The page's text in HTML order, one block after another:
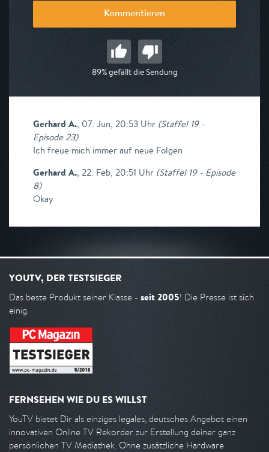
Kommentieren
89% gefällt die Sendung
Gerhard A., 07. Jun, 20:53 Uhr (Staffel 19 -
Episode 23)
Ich freue mich immer auf neue Folgen
Gerhard A., 22. Feb, 20:51 Uhr (Staffel 19 - Episode
8)
Okay
YOUTV, DER TESTSIEGER
Das beste Produkt seiner Klasse - seit 2005! Die Presse ist sich
einig.
FERNSEHEN WIE DU ES WILLST
YouTV bietet Dir als einziges legales, deutsches Angebot einen
innovativen Online TV Rekorder zur Erstellung deiner ganz
persönlichen TV Mediathek. Ohne zusätzliche Hardware